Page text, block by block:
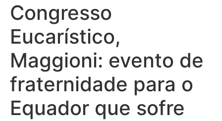
Congresso
Eucarístico,
Maggioni: evento de
fraternidade para o
Equador que sofre